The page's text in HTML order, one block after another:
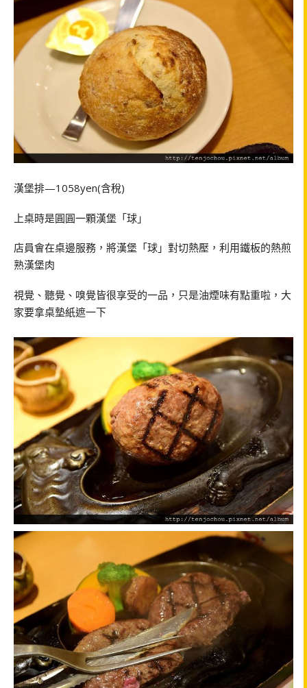
漢堡排—1058yen(含稅)
上桌時是圓圓一顆漢堡「球」
店員會在桌邊服務，將漢堡「球」對切熱壓，利用鐵板的熱煎
熟漢堡肉
視覺、聽覺、嗅覺皆很享受的一品，只是油煙味有點重啦，大
家要拿桌墊紙遮一下